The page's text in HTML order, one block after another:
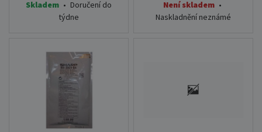
Skladem • Doručení do
týdne
Není skladem •
Naskladnění neznámé